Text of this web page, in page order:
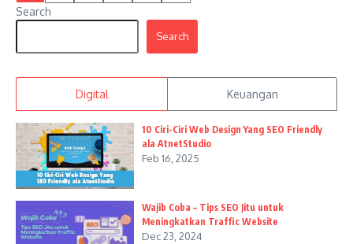
Search
Search
Digital Keuangan
10 Ciri-Ciri Web Design Yang SEO Friendly
ala AtnetStudio
Feb 16, 2025
Wajib Coba – Tips SEO Jitu untuk
Meningkatkan Traffic Website
Dec 23, 2024